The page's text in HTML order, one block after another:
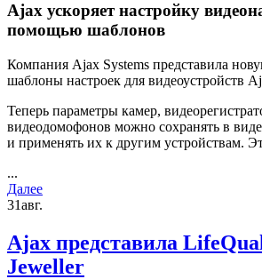
Ajax ускоряет настройку
помощью шаблонов
Компания Ajax Systems представила
шаблоны настроек для видеоустройств
Теперь параметры камер,
видеодомофонов можно сохранять в
и применять их к другим устройствам.
...
Далее
31авг.
Ajax представила
Jeweller